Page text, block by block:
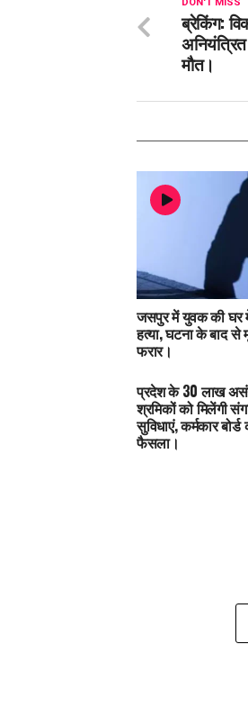
ब्रेकिंग:
मौत।
जसपुर में युवक की घर
हत्या, घटना के बाद से
फरार।
प्रदेश के 30 लाख
श्रमिकों को मिलेंगी
सुविधाएं, कर्मकार
फैसला।